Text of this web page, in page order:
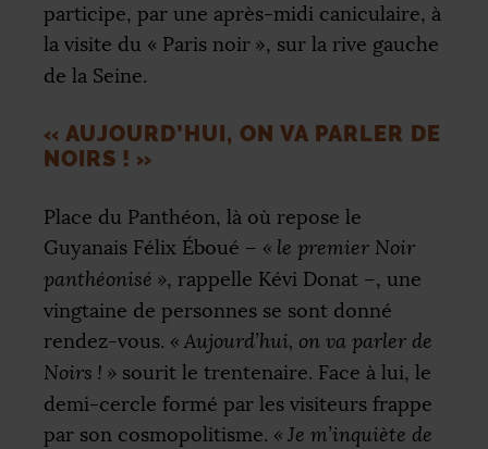
participe, par une après-midi caniculaire, à
la visite du « Paris noir », sur la rive gauche
de la Seine.
« AUJOURD’HUI, ON VA PARLER DE
NOIRS ! »
Place du Panthéon, là où repose le
Guyanais Félix Éboué – « le premier Noir
panthéonisé », rappelle Kévi Donat –, une
vingtaine de personnes se sont donné
rendez-vous. « Aujourd’hui, on va parler de
Noirs ! » sourit le trentenaire. Face à lui, le
demi-cercle formé par les visiteurs frappe
par son cosmopolitisme. « Je m’inquiète de